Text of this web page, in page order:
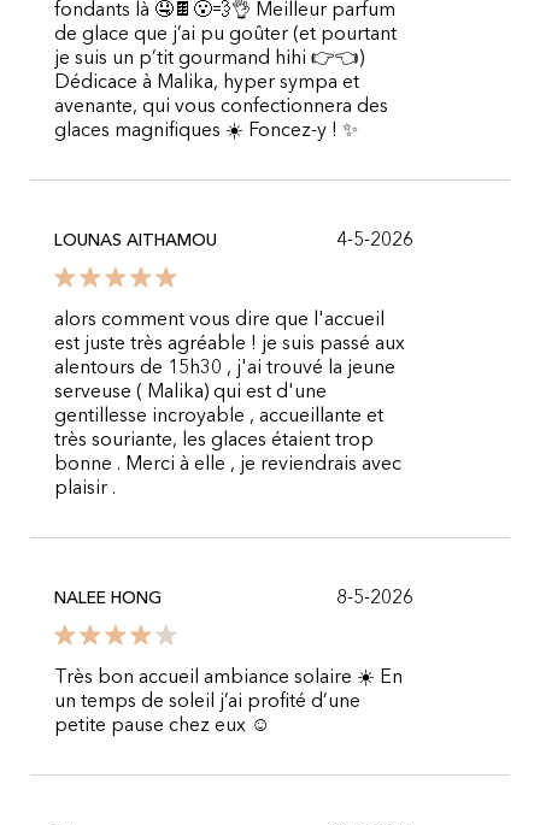
fondants là 🤤🍫😮‍💨👌 Meilleur parfum
de glace que j’ai pu goûter (et pourtant
je suis un p’tit gourmand hihi 👉👈)
Dédicace à Malika, hyper sympa et
avenante, qui vous confectionnera des
glaces magnifiques ☀️ Foncez-y ! ✨
LOUNAS AITHAMOU 4-5-2026
alors comment vous dire que l'accueil
est juste très agréable ! je suis passé aux
alentours de 15h30 , j'ai trouvé la jeune
serveuse ( Malika) qui est d'une
gentillesse incroyable , accueillante et
très souriante, les glaces étaient trop
bonne . Merci à elle , je reviendrais avec
plaisir .
NALEE HONG 8-5-2026
Très bon accueil ambiance solaire ☀️ En
un temps de soleil j’ai profité d’une
petite pause chez eux ☺️